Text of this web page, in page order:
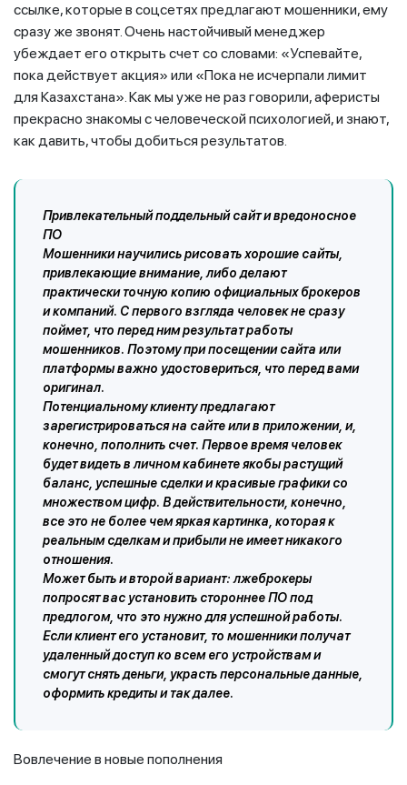
ссылке, которые в соцсетях предлагают мошенники, ему
сразу же звонят. Очень настойчивый менеджер
убеждает его открыть счет со словами: «Успевайте,
пока действует акция» или «Пока не исчерпали лимит
для Казахстана». Как мы уже не раз говорили, аферисты
прекрасно знакомы с человеческой психологией, и знают,
как давить, чтобы добиться результатов.
Привлекательный поддельный сайт и вредоносное
ПО
Мошенники научились рисовать хорошие сайты,
привлекающие внимание, либо делают
практически точную копию официальных брокеров
и компаний. С первого взгляда человек не сразу
поймет, что перед ним результат работы
мошенников. Поэтому при посещении сайта или
платформы важно удостовериться, что перед вами
оригинал.
Потенциальному клиенту предлагают
зарегистрироваться на сайте или в приложении, и,
конечно, пополнить счет. Первое время человек
будет видеть в личном кабинете якобы растущий
баланс, успешные сделки и красивые графики со
множеством цифр. В действительности, конечно,
все это не более чем яркая картинка, которая к
реальным сделкам и прибыли не имеет никакого
отношения.
Может быть и второй вариант: лжеброкеры
попросят вас установить стороннее ПО под
предлогом, что это нужно для успешной работы.
Если клиент его установит, то мошенники получат
удаленный доступ ко всем его устройствам и
смогут снять деньги, украсть персональные данные,
оформить кредиты и так далее.
Вовлечение в новые пополнения